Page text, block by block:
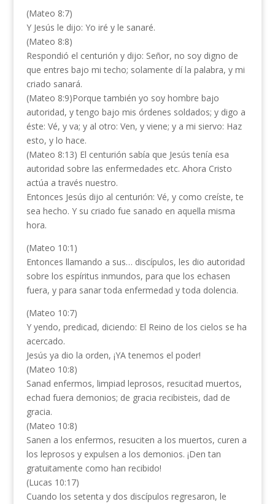
(Mateo 8:7)
Y Jesús le dijo: Yo iré y le sanaré.
(Mateo 8:8)
Respondió el centurión y dijo: Señor, no soy digno de
que entres bajo mi techo; solamente dí la palabra, y mi
criado sanará.
(Mateo 8:9)Porque también yo soy hombre bajo
autoridad, y tengo bajo mis órdenes soldados; y digo a
éste: Vé, y va; y al otro: Ven, y viene; y a mi siervo: Haz
esto, y lo hace.
(Mateo 8:13) El centurión sabía que Jesús tenía esa
autoridad sobre las enfermedades etc. Ahora Cristo
actúa a través nuestro.
Entonces Jesús dijo al centurión: Vé, y como creíste, te
sea hecho. Y su criado fue sanado en aquella misma
hora.
(Mateo 10:1)
Entonces llamando a sus… discípulos, les dio autoridad
sobre los espíritus inmundos, para que los echasen
fuera, y para sanar toda enfermedad y toda dolencia.
(Mateo 10:7)
Y yendo, predicad, diciendo: El Reino de los cielos se ha
acercado.
Jesús ya dio la orden, ¡YA tenemos el poder!
(Mateo 10:8)
Sanad enfermos, limpiad leprosos, resucitad muertos,
echad fuera demonios; de gracia recibisteis, dad de
gracia.
(Mateo 10:8)
Sanen a los enfermos, resuciten a los muertos, curen a
los leprosos y expulsen a los demonios. ¡Den tan
gratuitamente como han recibido!
(Lucas 10:17)
Cuando los setenta y dos discípulos regresaron, le